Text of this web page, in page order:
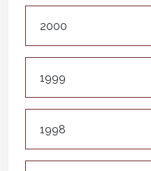
2000
1999
1998